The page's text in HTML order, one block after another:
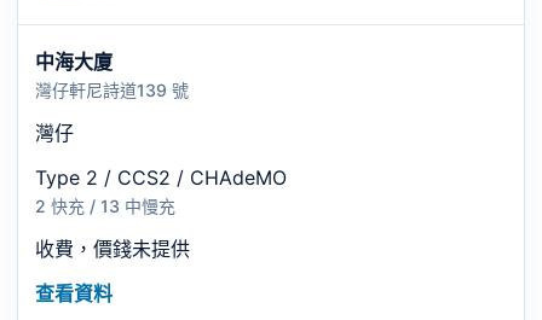
中海大廈
灣仔軒尼詩道139 號
灣仔
Type 2 / CCS2 / CHAdeMO
2 快充 / 13 中慢充
收費，價錢未提供
查看資料